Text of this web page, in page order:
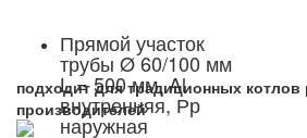
Прямой участок
трубы Ø 60/100 мм
L = 500 мм, Al
внутренняя, Рр
наружная
подходит для традиционных котлов
производителей